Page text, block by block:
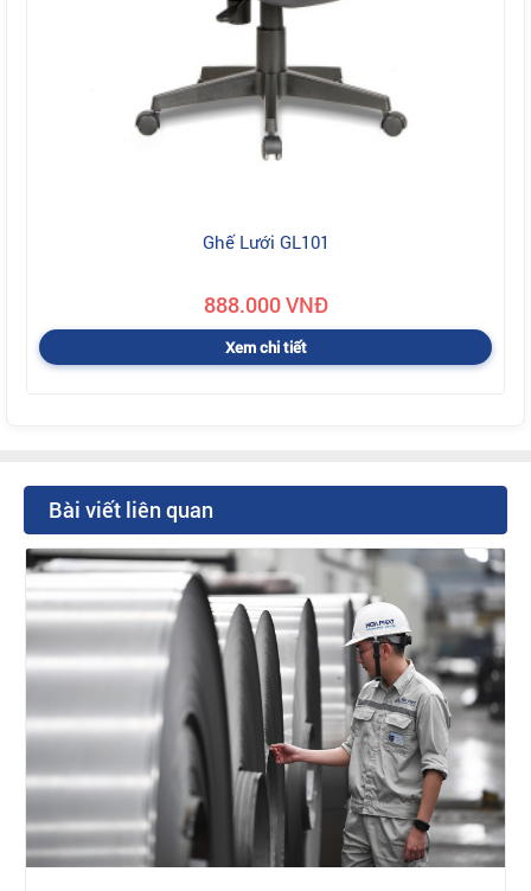
Ghế Lưới GL101
888.000 VNĐ
Xem chi tiết
Bài viết liên quan